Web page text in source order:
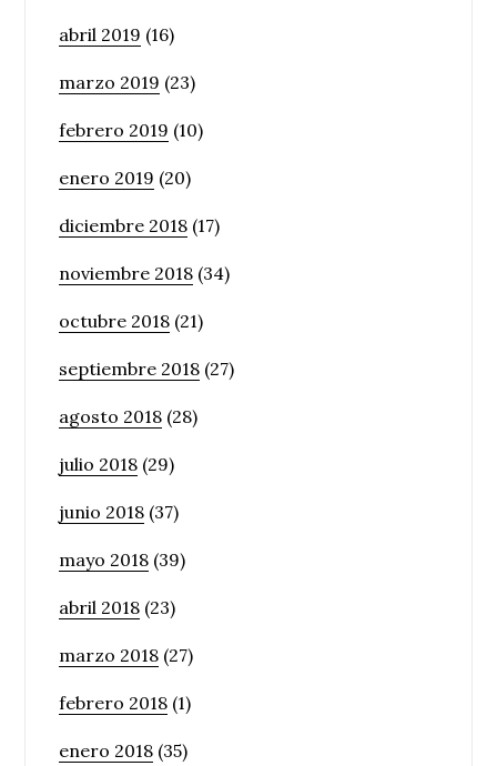
abril 2019 (16)
marzo 2019 (23)
febrero 2019 (10)
enero 2019 (20)
diciembre 2018 (17)
noviembre 2018 (34)
octubre 2018 (21)
septiembre 2018 (27)
agosto 2018 (28)
julio 2018 (29)
junio 2018 (37)
mayo 2018 (39)
abril 2018 (23)
marzo 2018 (27)
febrero 2018 (1)
enero 2018 (35)